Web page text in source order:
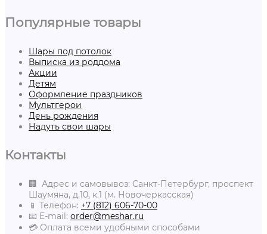
Популярные товары
Шары под потолок
Выписка из роддома
Акции
Детям
Оформление праздников
Мультгерои
День рождения
Надуть свои шары
Контакты
🏢 Адрес и самовывоз: Санкт-Петербург, проспект
Шаумяна, д.10, к.1 (м. Новочеркасская)
📱 Телефон: +7 (812) 606-70-00
📧 E-mail: order@meshar.ru
💳 Оплата всеми удобными способами